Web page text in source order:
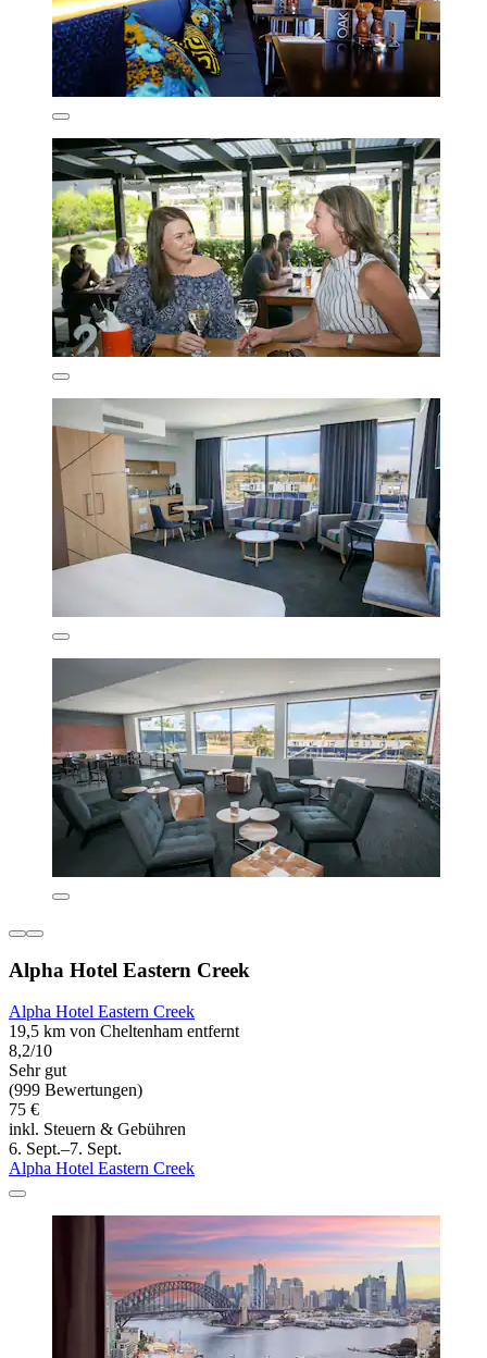
Alpha Hotel Eastern Creek
Alpha Hotel Eastern Creek
19,5 km von Cheltenham entfernt
8,2/10
Sehr gut
(999 Bewertungen)
75 €
inkl. Steuern & Gebühren
6. Sept.–7. Sept.
Alpha Hotel Eastern Creek